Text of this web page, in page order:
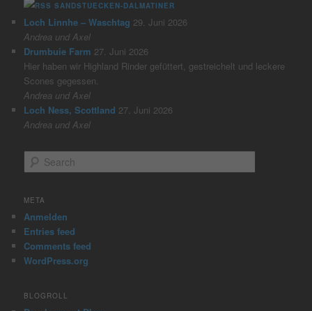
SANDSTUECKEN-DALMATINER
Loch Linnhe – Waschtag 29. Juni 2026
Andrea und Axel
Drumbuie Farm 27. Juni 2026
Hier haben wir Highland Rinder gefüttert, gestreichelt und leckere
Scones gegessen.
Andrea und Axel
Loch Ness, Scottland 27. Juni 2026
Andrea und Axel
e
r
h
META
Anmelden
Entries feed
Comments feed
WordPress.org
BLOGROLL